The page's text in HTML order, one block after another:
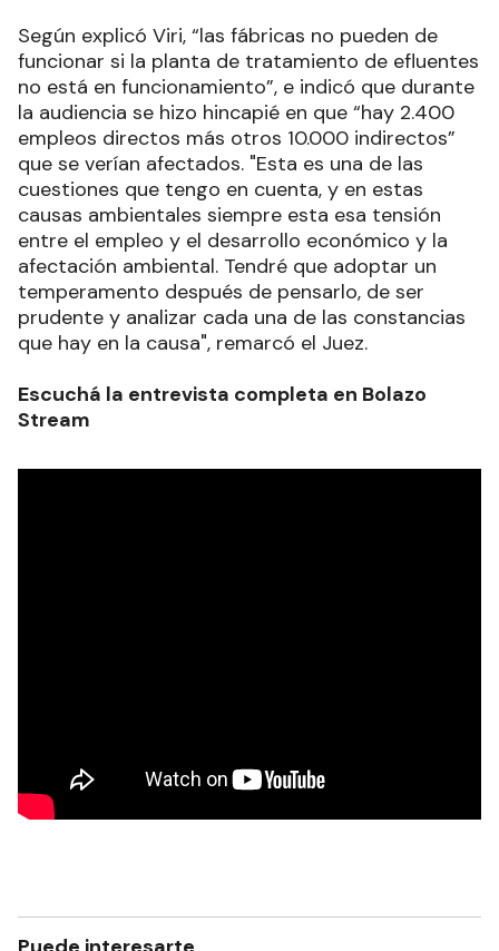
Según explicó Viri, “las fábricas no pueden de
funcionar si la planta de tratamiento de efluentes
no está en funcionamiento”, e indicó que durante
la audiencia se hizo hincapié en que “hay 2.400
empleos directos más otros 10.000 indirectos”
que se verían afectados. "Esta es una de las
cuestiones que tengo en cuenta, y en estas
causas ambientales siempre esta esa tensión
entre el empleo y el desarrollo económico y la
afectación ambiental. Tendré que adoptar un
temperamento después de pensarlo, de ser
prudente y analizar cada una de las constancias
que hay en la causa", remarcó el Juez.
Escuchá la entrevista completa en Bolazo
Stream